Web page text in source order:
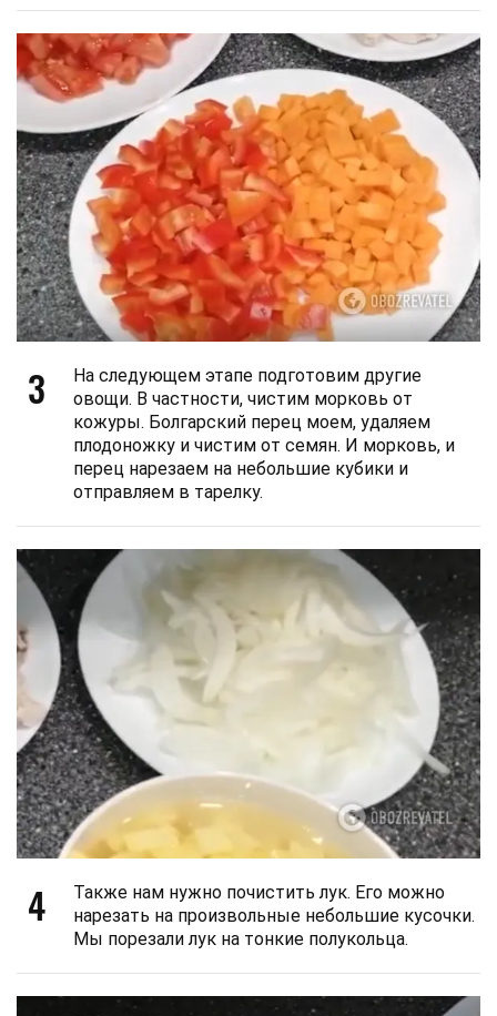
3
На следующем этапе подготовим другие
овощи. В частности, чистим морковь от
кожуры. Болгарский перец моем, удаляем
плодоножку и чистим от семян. И морковь, и
перец нарезаем на небольшие кубики и
отправляем в тарелку.
4
Также нам нужно почистить лук. Его можно
нарезать на произвольные небольшие кусочки.
Мы порезали лук на тонкие полукольца.